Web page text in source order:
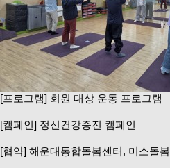
[프로그램] 회원 대상 운동 프로그램
[캠페인] 정신건강증진 캠페인
[협약] 해운대통합돌봄센터, 미소돌